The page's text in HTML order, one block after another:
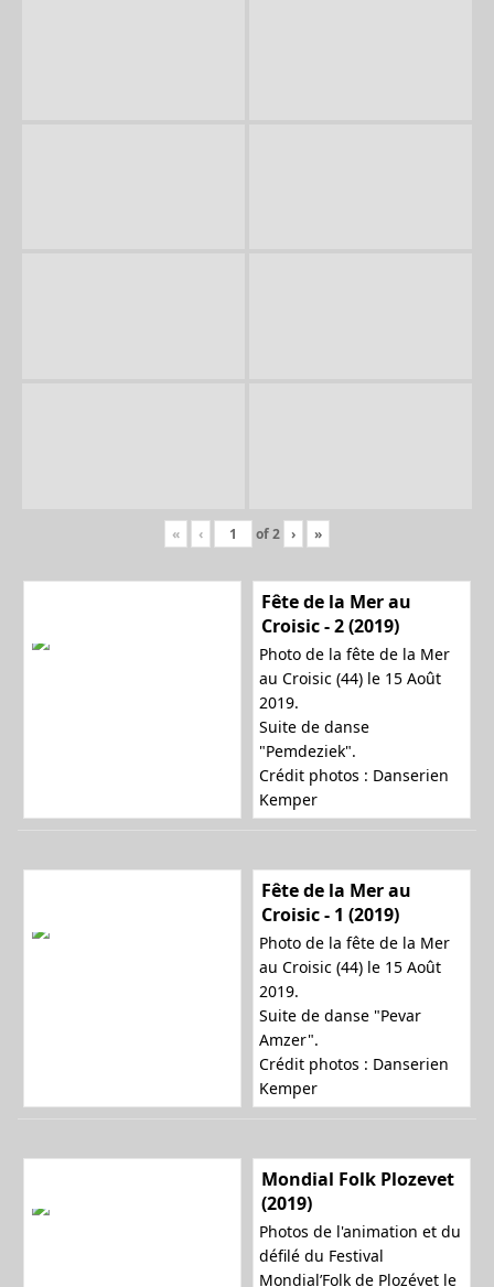
« ‹ of2 › »
Fête de la Mer au
Croisic - 2 (2019)
Photo de la fête de la Mer
au Croisic (44) le 15 Août
2019.
Suite de danse
"Pemdeziek".
Crédit photos : Danserien
Kemper
Fête de la Mer au
Croisic - 1 (2019)
Photo de la fête de la Mer
au Croisic (44) le 15 Août
2019.
Suite de danse "Pevar
Amzer".
Crédit photos : Danserien
Kemper
Mondial Folk Plozevet
(2019)
Photos de l'animation et du
défilé du Festival
Mondial’Folk de Plozévet le